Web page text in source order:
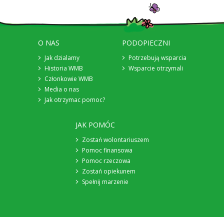
O NAS
Jak dzialamy
Historia WMB
Członkowie WMB
Media o nas
Jak otrzymac pomoc?
PODOPIECZNI
Potrzebują wsparcia
Wsparcie otrzymali
JAK POMÓC
Zostań wolontariuszem
Pomoc finansowa
Pomoc rzeczowa
Zostań opiekunem
Spełnij marzenie